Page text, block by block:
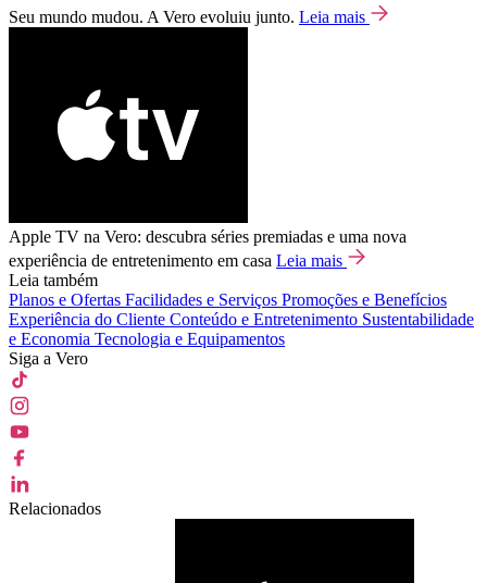
Seu mundo mudou. A Vero evoluiu junto. Leia mais
Apple TV na Vero: descubra séries premiadas e uma nova
experiência de entretenimento em casa Leia mais
Leia também
Planos e Ofertas Facilidades e Serviços Promoções e Benefícios
Experiência do Cliente Conteúdo e Entretenimento Sustentabilidade
e Economia Tecnologia e Equipamentos
Siga a Vero
Relacionados